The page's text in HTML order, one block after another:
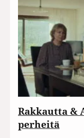
Rakkautta &
perheitä